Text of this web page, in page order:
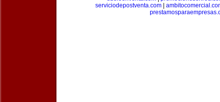
serviciodepostventa.com